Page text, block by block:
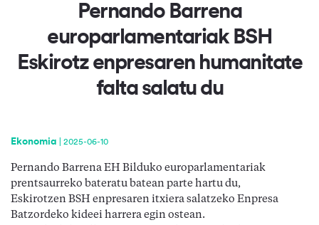
Pernando Barrena
europarlamentariak BSH
Eskirotz enpresaren humanitate
falta salatu du
Ekonomia 2025-06-10
Pernando Barrena EH Bilduko europarlamentariak
prentsaurreko bateratu batean parte hartu du,
Eskirotzen BSH enpresaren itxiera salatzeko Enpresa
Batzordeko kideei harrera egin ostean.